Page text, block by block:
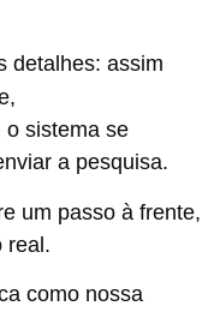
detalhes: assim
o sistema se
a pesquisa.
um passo à frente,
real.
como nossa